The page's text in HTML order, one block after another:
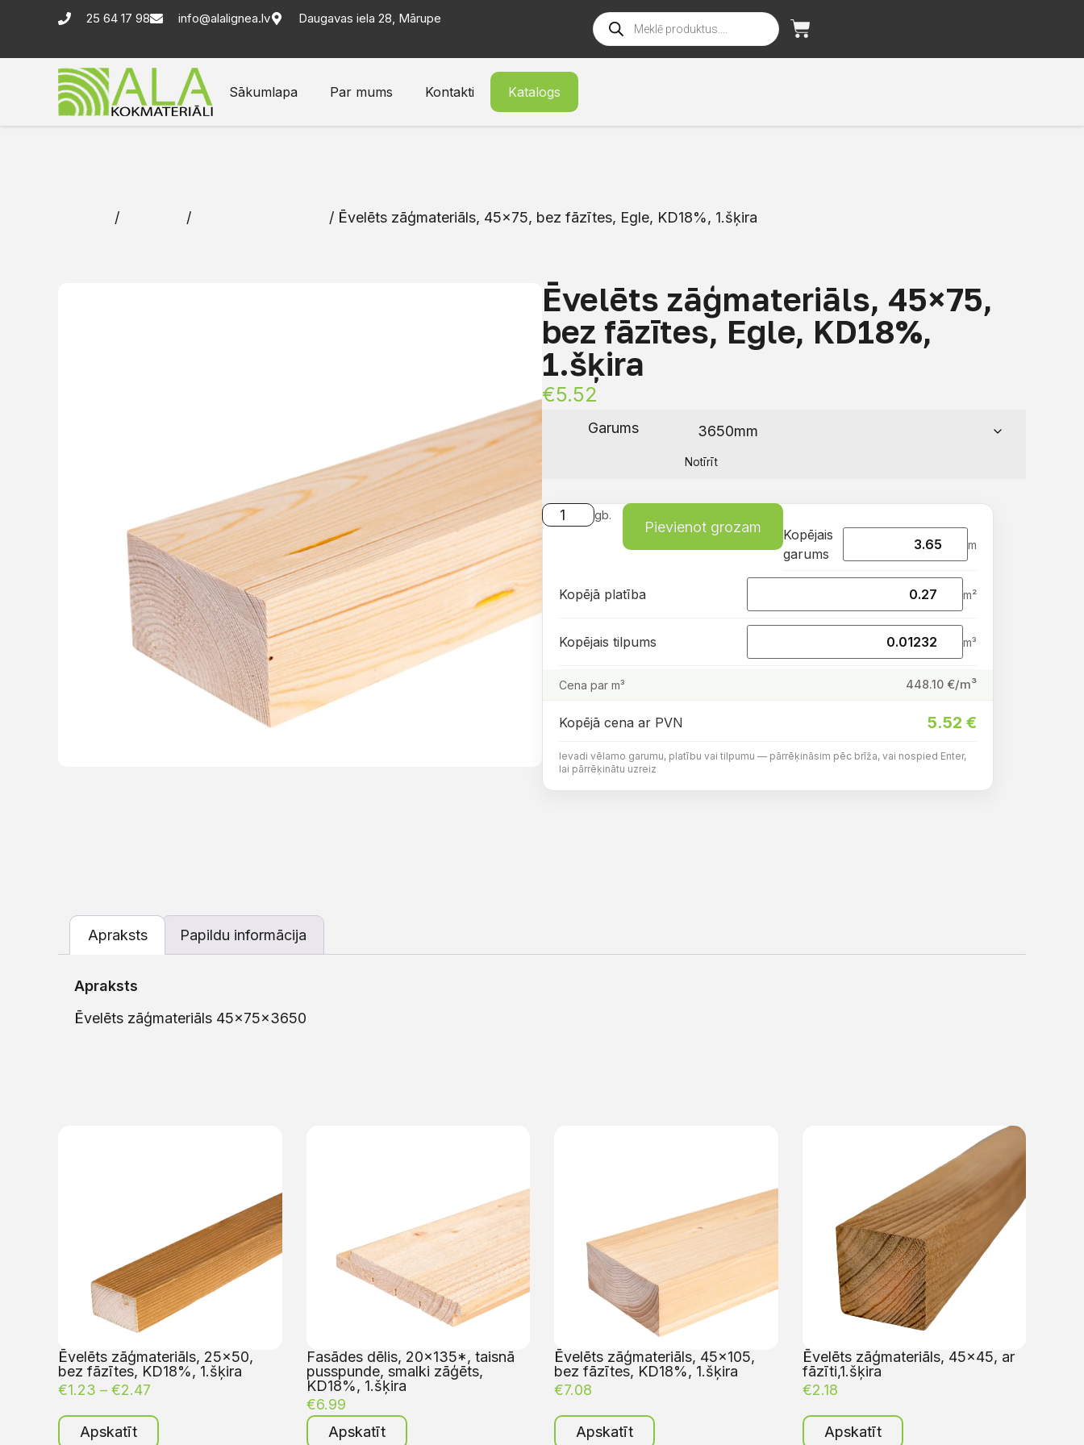
25 64 17 98 info@alalignea.lv Daugavas iela 28, Mārupe
Sākumlapa Par mums Kontakti Katalogs
/ / / Ēvelēts zāģmateriāls, 45×75, bez fāzītes, Egle, KD18%, 1.šķira
Ēvelēts zāģmateriāls, 45×75,
bez fāzītes, Egle, KD18%,
1.šķira
€5.52
Garums
Notīrīt
gb.
Pievienot grozam
Kopējais
garums
m
Kopējā platība m²
Kopējais tilpums m³
Cena par m³ 448.10 €/m³
Kopējā cena ar PVN 5.52 €
Ievadi vēlamo garumu, platību vai tilpumu — pārrēķināsim pēc brīža, vai nospied Enter,
lai pārrēķinātu uzreiz
Apraksts Papildu informācija
Apraksts
Ēvelēts zāģmateriāls 45x75x3650
Ēvelēts zāģmateriāls, 25×50,
bez fāzītes, KD18%, 1.šķira
€1.23 – €2.47
Apskatīt
Fasādes dēlis, 20×135*, taisnā
pusspunde, smalki zāģēts,
KD18%, 1.šķira
€6.99
Apskatīt
Ēvelēts zāģmateriāls, 45×105,
bez fāzītes, KD18%, 1.šķira
€7.08
Apskatīt
Ēvelēts zāģmateriāls, 45×45, ar
fāzīti,1.šķira
€2.18
Apskatīt